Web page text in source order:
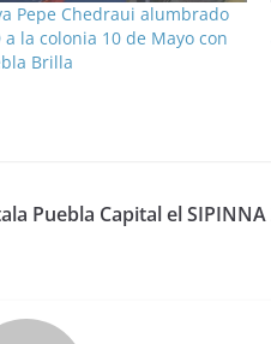
Pepe Chedraui alumbrado
a la colonia 10 de Mayo con
Brilla
Puebla Capital el SIPINNA